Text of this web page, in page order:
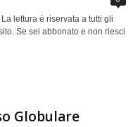
lettura è riservata a tutti gli
Se sei abbonato e non riesci
Globulare